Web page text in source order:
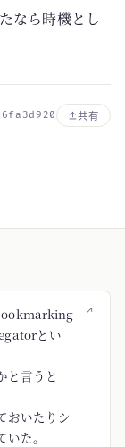
なら時機とし
共有
↗
とい
と言うと
おいたりシ
た。